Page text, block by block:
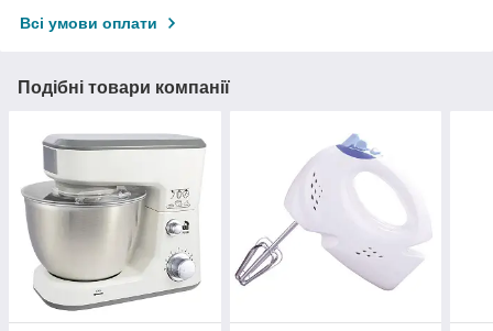
Всі умови оплати
Подібні товари компанії